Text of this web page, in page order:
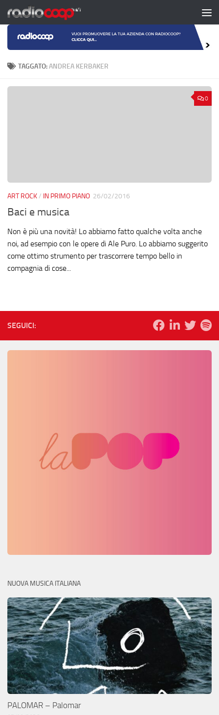
Salta al contenuto
TAGGATO:ANDREA KERBAKER
0
ART ROCK/ IN PRIMO PIANO 26/02/2016
Baci e musica
Non è più una novità! Lo abbiamo fatto qualche volta anche
noi, ad esempio con le opere di Ale Puro. Lo abbiamo suggerito
come ottimo strumento per trascorrere tempo bello in
compagnia di cose...
SEGUICI:
NUOVA MUSICA ITALIANA
PALOMAR – Palomar